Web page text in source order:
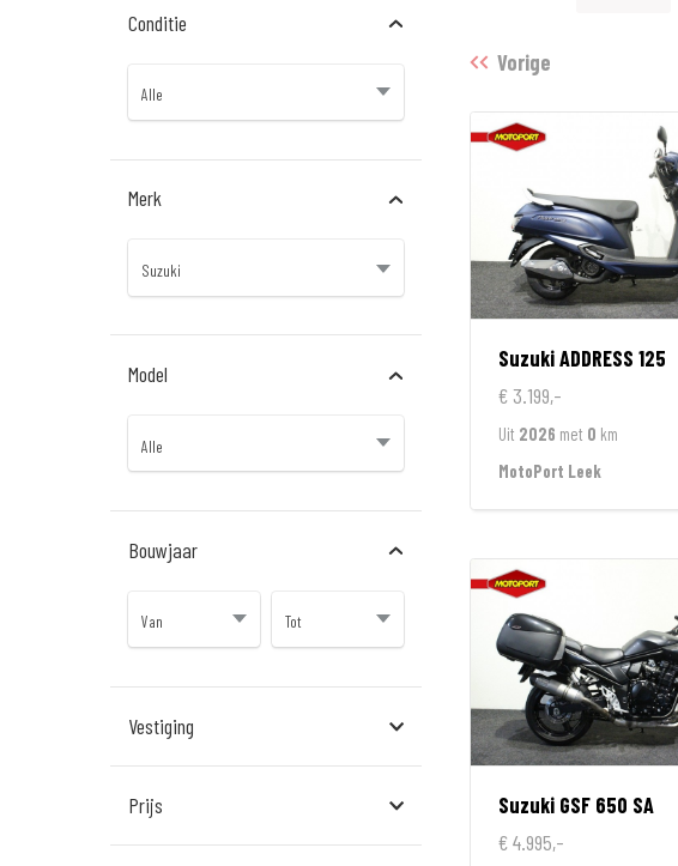
Conditie
Merk
Model
Bouwjaar
Vestiging
Prijs
Vorige
SuzukiADDRESS 125
€ 3.199,-
Uit 2026 met 0 km
MotoPort Leek
Suzuki GSF 650 SA
€ 4.995,-